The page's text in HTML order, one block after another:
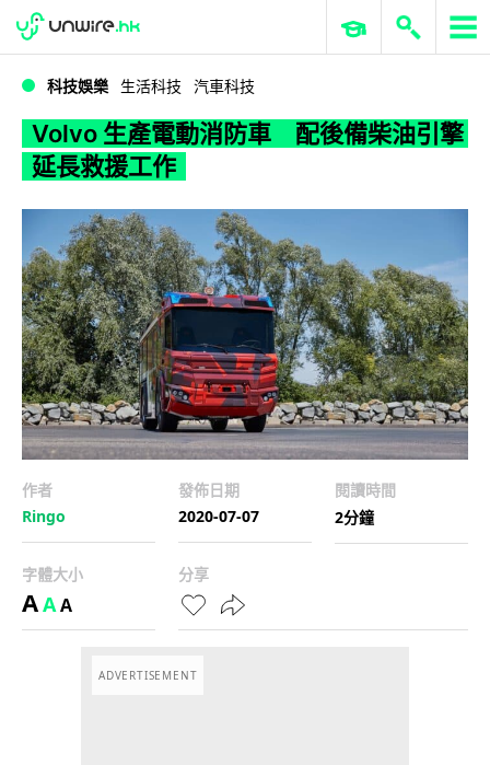
WWDC 2026 ERP 與商業 AI
科技娛樂 生活科技 汽車科技
Volvo 生產電動消防車 配後備柴油引擎
延長救援工作
作者
Ringo
發佈日期
2020-07-07
閱讀時間
2分鐘
字體大小
AAA
分享
ADVERTISEMENT